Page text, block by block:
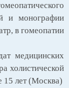
и монографии
в гомеопатии
медицинских
холистической
15 лет (Москва)